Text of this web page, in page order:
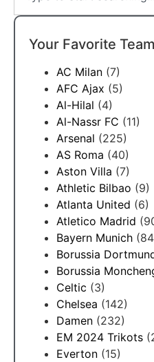
Your Favorite Team
AC Milan (7)
AFC Ajax (5)
Al-Hilal (4)
Al-Nassr FC (11)
Arsenal (225)
AS Roma (40)
Aston Villa (7)
Athletic Bilbao (9)
Atlanta United (6)
Atletico Madrid
Bayern Munich
Borussia
Borussia
Celtic (3)
Chelsea (142)
Damen (232)
EM 2024 Trikots
Everton (15)